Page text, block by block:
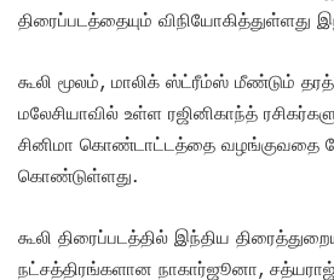
திரைப்படத்தையும் விநியோகித்துள்ளது
கூலி மூலம், மாலிக் ஸ்ட்ரீம்ஸ் மீண்டும்
மலேசியாவில் உள்ள ரஜினிகாந்த்
சினிமா கொண்டாட்டத்தை வழங்குவதை
கொண்டுள்ளது.
கூலி திரைப்படத்தில் இந்திய
நட்சத்திரங்களான நாகார்ஜூனா,